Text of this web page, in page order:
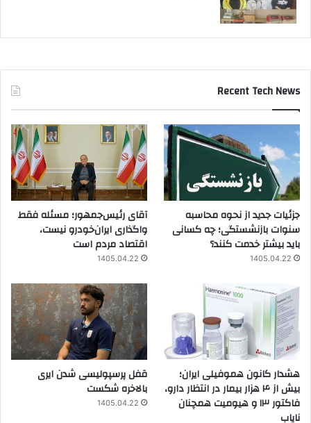
Recent Tech News
جزئیات جدید از نحوه محاسبه
سنوات بازنشستگی؛ چه کسانی
باید بیشتر خدمت کنند؟
1405.04.22
آقای رئیس‌جمهور؛ مسئله فقط
واگذاری ایران‌خودرو نیست،
اقتصاد مردم است
1405.04.22
هشدار کانون هموفیلی ایران؛
بیش از ۴ هزار بیمار در انتظار دارو،
فاکتور ۱۳ و هیومیت همچنان
نایاب
قفل پرسپولیسی شدن ایری
بالاخره شکست
1405.04.22